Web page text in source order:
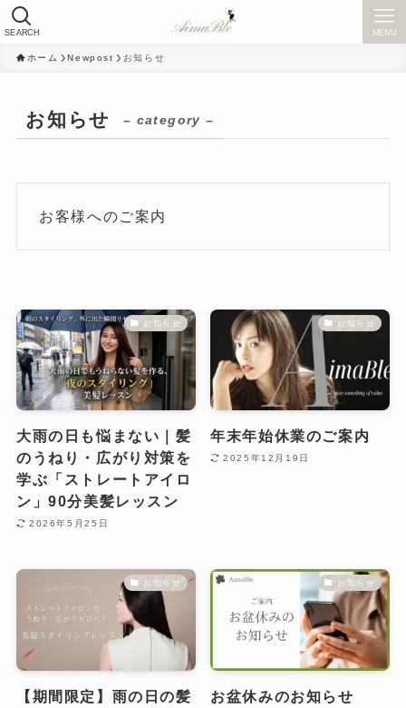
SEARCH MENU
ホーム Newpost お知らせ
お知らせ – category –
お客様へのご案内
お知らせ
大雨の日も悩まない｜髪
のうねり・広がり対策を
学ぶ「ストレートアイロ
ン」90分美髪レッスン
2026年5月25日
お知らせ
年末年始休業のご案内
2025年12月19日
お知らせ
【期間限定】雨の日の髪
お知らせ
お盆休みのお知らせ